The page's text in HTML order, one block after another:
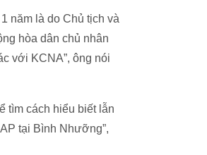
năm là do Chủ tịch và
hòa dân chủ nhân
với KCNA”, ông nói
tìm cách hiểu biết lẫn
tại Bình Nhưỡng”,